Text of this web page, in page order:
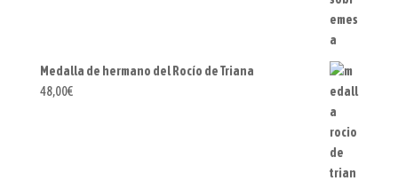
Medalla de hermano del Rocío de Triana
48,00€